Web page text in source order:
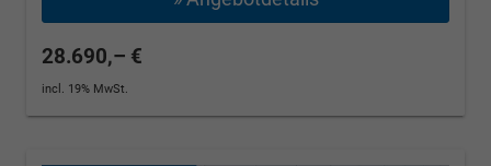
28.690,– €
incl. 19% MwSt.